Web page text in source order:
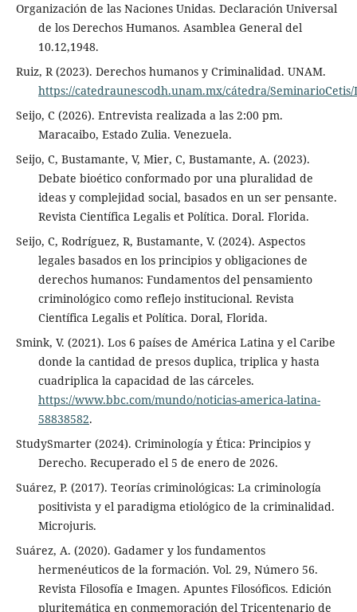
Organización de las Naciones Unidas. Declaración Universal
de los Derechos Humanos. Asamblea General del
10.12,1948.
Ruiz, R (2023). Derechos humanos y Criminalidad. UNAM.
https://catedraunescodh.unam.mx/cátedra/
Seijo, C (2026). Entrevista realizada a las 2:00 pm.
Maracaibo, Estado Zulia. Venezuela.
Seijo, C, Bustamante, V, Mier, C, Bustamante, A. (2023).
Debate bioético conformado por una pluralidad de
ideas y complejidad social, basados en un ser pensante.
Revista Científica Legalis et Política. Doral. Florida.
Seijo, C, Rodríguez, R, Bustamante, V. (2024). Aspectos
legales basados en los principios y obligaciones de
derechos humanos: Fundamentos del pensamiento
criminológico como reflejo institucional. Revista
Científica Legalis et Política. Doral, Florida.
Smink, V. (2021). Los 6 países de América Latina y el Caribe
donde la cantidad de presos duplica, triplica y hasta
cuadriplica la capacidad de las cárceles.
https://www.bbc.com/mundo/noticias-america-latina-
58838582.
StudySmarter (2024). Criminología y Ética: Principios y
Derecho. Recuperado el 5 de enero de 2026.
Suárez, P. (2017). Teorías criminológicas: La criminología
positivista y el paradigma etiológico de la criminalidad.
Microjuris.
Suárez, A. (2020). Gadamer y los fundamentos
hermenéuticos de la formación. Vol. 29, Número 56.
Revista Filosofía e Imagen. Apuntes Filosóficos. Edición
pluritemática en conmemoración del Tricentenario de